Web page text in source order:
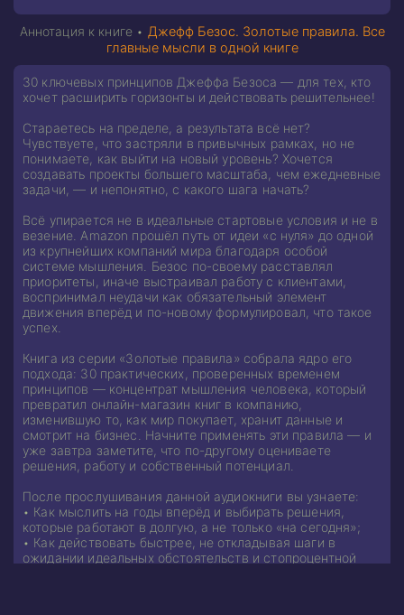
Аннотация к книге • Джефф Безос. Золотые правила. Все
главные мысли в одной книге
30 ключевых принципов Джеффа Безоса — для тех, кто
хочет расширить горизонты и действовать решительнее!
Стараетесь на пределе, а результата всё нет?
Чувствуете, что застряли в привычных рамках, но не
понимаете, как выйти на новый уровень? Хочется
создавать проекты большего масштаба, чем ежедневные
задачи, — и непонятно, с какого шага начать?
Всё упирается не в идеальные стартовые условия и не в
везение. Amazon прошёл путь от идеи «с нуля» до одной
из крупнейших компаний мира благодаря особой
системе мышления. Безос по-своему расставлял
приоритеты, иначе выстраивал работу с клиентами,
воспринимал неудачи как обязательный элемент
движения вперёд и по-новому формулировал, что такое
успех.
Книга из серии «Золотые правила» собрала ядро его
подхода: 30 практических, проверенных временем
принципов — концентрат мышления человека, который
превратил онлайн-магазин книг в компанию,
изменившую то, как мир покупает, хранит данные и
смотрит на бизнес. Начните применять эти правила — и
уже завтра заметите, что по-другому оцениваете
решения, работу и собственный потенциал.
После прослушивания данной аудиокниги вы узнаете:
• Как мыслить на годы вперёд и выбирать решения,
которые работают в долгую, а не только «на сегодня»;
• Как действовать быстрее, не откладывая шаги в
ожидании идеальных обстоятельств и стопроцентной